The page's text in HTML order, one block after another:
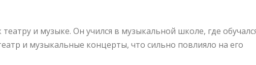
и музыке. Он учился в музыкальной школе, где
и музыкальные концерты, что сильно повлияло на его